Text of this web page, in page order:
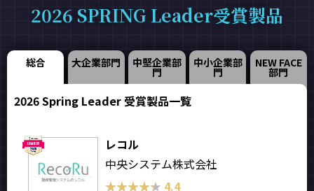
2026 SPRING Leader受賞製品
総合 大企業部門 中堅企業部
門
中小企業部
門
NEW FACE
部門
2026 Spring Leader 受賞製品一覧
レコル
中央システム株式会社
★★★★★
★★★★★ 4.4